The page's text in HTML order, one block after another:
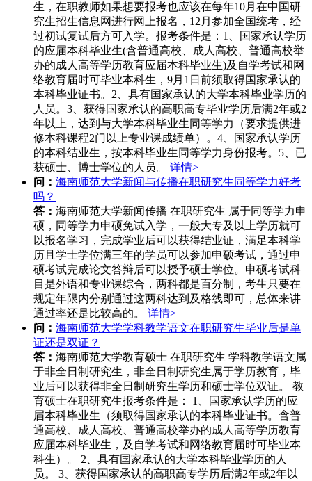
生，在职教师如果想要报考也应该在每年10月在中国研
究生招生信息网进行网上报名，12月参加全国统考，经
过初试复试后方可入学。报考条件是：1、国家承认学历
的应届本科毕业生(含普通高校、成人高校、普通高校举
办的成人高等学历教育应届本科毕业生)及自学考试和网
络教育届时可毕业本科生，9月1日前须取得国家承认的
本科毕业证书。2、具有国家承认的大学本科毕业学历的
人员。3、获得国家承认的高职高专毕业学历后满2年或2
年以上，达到与大学本科毕业生同等学力（要求提供进
修本科课程2门以上专业课成绩单）。4、国家承认学历
的本科结业生，按本科毕业生同等学力身份报考。5、已
获硕士、博士学位的人员。 详情>
问： 海南师范大学新闻与传播在职研究生同等学力好考
吗？
答： 海南师范大学新闻传播 在职研究生 属于同等学力申
硕，同等学力申硕免试入学，一般大专及以上学历就可
以报名学习，完成学业后可以获得结业证，满足本科学
历且学士学位满三年的学员可以参加申硕考试，通过申
硕考试完成论文答辩后可以授予硕士学位。申硕考试科
目是外语和专业课综合，两科都是百分制，考生只要在
规定年限内分别通过这两科达到及格线即可，总体来讲
通过率还是比较高的。 详情>
问： 海南师范大学学科教学语文在职研究生毕业后是单
证还是双证？
答： 海南师范大学教育硕士 在职研究生 学科教学语文属
于非全日制研究生，非全日制研究生属于学历教育，毕
业后可以获得非全日制研究生学历和硕士学位双证。 教
育硕士在职研究生报考条件是： 1、国家承认学历的应
届本科毕业生（须取得国家承认的本科毕业证书。含普
通高校、成人高校、普通高校举办的成人高等学历教育
应届本科毕业生，及自学考试和网络教育届时可毕业本
科生）。 2、具有国家承认的大学本科毕业学历的人
员。 3、获得国家承认的高职高专学历后满2年或2年以